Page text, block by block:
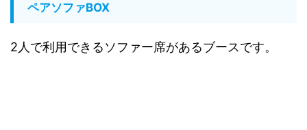
ペアソファBOX
2人で利用できるソファー席があるブースです。